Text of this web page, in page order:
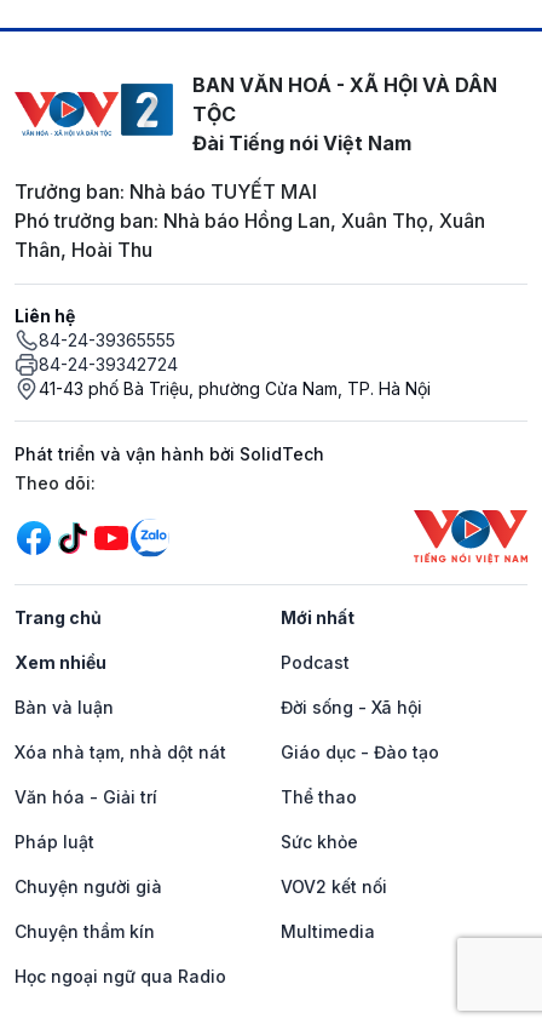
BAN VĂN HOÁ - XÃ HỘI VÀ DÂN
TỘC
Đài Tiếng nói Việt Nam
Trưởng ban: Nhà báo TUYẾT MAI
Phó trưởng ban: Nhà báo Hồng Lan, Xuân Thọ, Xuân
Thân, Hoài Thu
Liên hệ
84-24-39365555
84-24-39342724
41-43 phố Bà Triệu, phường Cửa Nam, TP. Hà Nội
Phát triển và vận hành bởi SolidTech
Mạng xã hội
Theo dõi:
Trang chủ Mới nhất
Xem nhiều Podcast
Bàn và luận Đời sống - Xã hội
Xóa nhà tạm, nhà dột nát Giáo dục - Đào tạo
Văn hóa - Giải trí Thể thao
Pháp luật Sức khỏe
Chuyện người già VOV2 kết nối
Chuyện thầm kín Multimedia
Học ngoại ngữ qua Radio